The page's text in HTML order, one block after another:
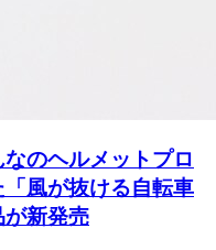
なのヘルメットプロ
風が抜ける自転車
新発売